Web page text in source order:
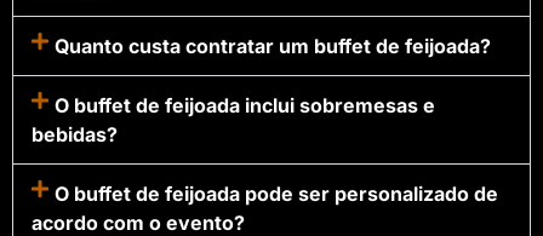
Quanto custa contratar um buffet de feijoada?
O buffet de feijoada inclui sobremesas e
bebidas?
O buffet de feijoada pode ser personalizado de
acordo com o evento?